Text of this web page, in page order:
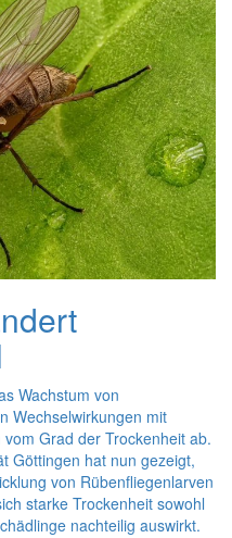
Wachstum von
Wechselwirkungen mit
Grad der Trockenheit ab.
Göttingen hat nun gezeigt,
von Rübenfliegenlarven
starke Trockenheit sowohl
nachteilig auswirkt.